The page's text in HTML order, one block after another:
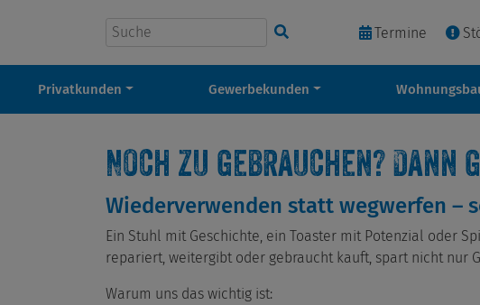
Suchbegriff eingeben Termine
Privatkunden Gewerbekunden
Noch zu gebrauchen? Dann
Wiederverwenden statt wegwerfen –
Ein Stuhl mit Geschichte, ein Toaster mit Potenzial oder
repariert, weitergibt oder gebraucht kauft, spart nicht nur
Warum uns das wichtig ist: